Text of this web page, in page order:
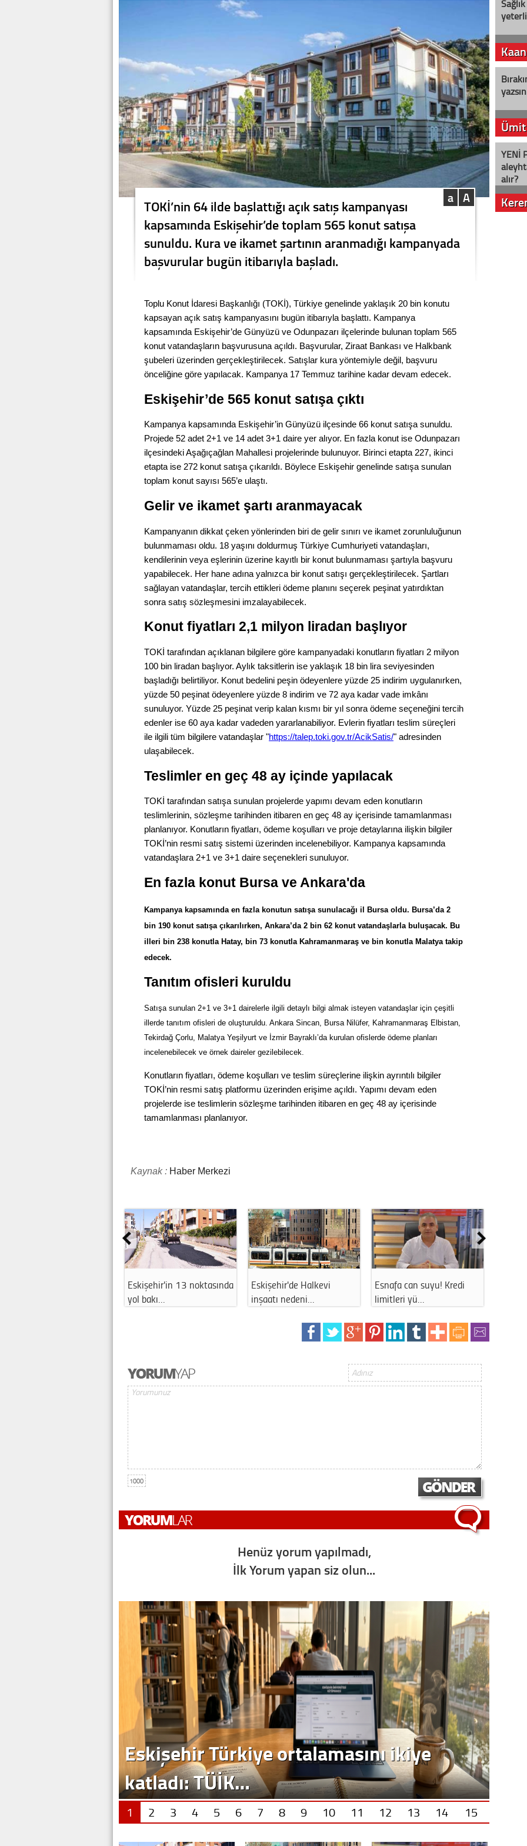
A
a
TOKİ’nin 64 ilde başlattığı açık satış kampanyası
kapsamında Eskişehir’de toplam 565 konut satışa
sunuldu. Kura ve ikamet şartının aranmadığı kampanyada
başvurular bugün itibarıyla başladı.
Toplu Konut İdaresi Başkanlığı (TOKİ), Türkiye genelinde yaklaşık 20 bin konutu
kapsayan açık satış kampanyasını bugün itibarıyla başlattı. Kampanya
kapsamında Eskişehir’de Günyüzü ve Odunpazarı ilçelerinde bulunan toplam 565
konut vatandaşların başvurusuna açıldı. Başvurular, Ziraat Bankası ve Halkbank
şubeleri üzerinden gerçekleştirilecek. Satışlar kura yöntemiyle değil, başvuru
önceliğine göre yapılacak. Kampanya 17 Temmuz tarihine kadar devam edecek.
Eskişehir’de 565 konut satışa çıktı
Kampanya kapsamında Eskişehir’in Günyüzü ilçesinde 66 konut satışa sunuldu.
Projede 52 adet 2+1 ve 14 adet 3+1 daire yer alıyor. En fazla konut ise Odunpazarı
ilçesindeki Aşağıçağlan Mahallesi projelerinde bulunuyor. Birinci etapta 227, ikinci
etapta ise 272 konut satışa çıkarıldı. Böylece Eskişehir genelinde satışa sunulan
toplam konut sayısı 565’e ulaştı.
Gelir ve ikamet şartı aranmayacak
Kampanyanın dikkat çeken yönlerinden biri de gelir sınırı ve ikamet zorunluluğunun
bulunmaması oldu. 18 yaşını doldurmuş Türkiye Cumhuriyeti vatandaşları,
kendilerinin veya eşlerinin üzerine kayıtlı bir konut bulunmaması şartıyla başvuru
yapabilecek. Her hane adına yalnızca bir konut satışı gerçekleştirilecek. Şartları
sağlayan vatandaşlar, tercih ettikleri ödeme planını seçerek peşinat yatırdıktan
sonra satış sözleşmesini imzalayabilecek.
Konut fiyatları 2,1 milyon liradan başlıyor
TOKİ tarafından açıklanan bilgilere göre kampanyadaki konutların fiyatları 2 milyon
100 bin liradan başlıyor. Aylık taksitlerin ise yaklaşık 18 bin lira seviyesinden
başladığı belirtiliyor. Konut bedelini peşin ödeyenlere yüzde 25 indirim uygulanırken,
yüzde 50 peşinat ödeyenlere yüzde 8 indirim ve 72 aya kadar vade imkânı
sunuluyor. Yüzde 25 peşinat verip kalan kısmı bir yıl sonra ödeme seçeneğini tercih
edenler ise 60 aya kadar vadeden yararlanabiliyor. Evlerin fiyatları teslim süreçleri
ile ilgili tüm bilgilere vatandaşlar "https://talep.toki.gov.tr/AcikSatis/" adresinden
ulaşabilecek.
Teslimler en geç 48 ay içinde yapılacak
TOKİ tarafından satışa sunulan projelerde yapımı devam eden konutların
teslimlerinin, sözleşme tarihinden itibaren en geç 48 ay içerisinde tamamlanması
planlanıyor. Konutların fiyatları, ödeme koşulları ve proje detaylarına ilişkin bilgiler
TOKİ’nin resmi satış sistemi üzerinden incelenebiliyor. Kampanya kapsamında
vatandaşlara 2+1 ve 3+1 daire seçenekleri sunuluyor.
En fazla konut Bursa ve Ankara'da
Kampanya kapsamında en fazla konutun satışa sunulacağı il Bursa oldu. Bursa’da 2
bin 190 konut satışa çıkarılırken, Ankara’da 2 bin 62 konut vatandaşlarla buluşacak. Bu
illeri bin 238 konutla Hatay, bin 73 konutla Kahramanmaraş ve bin konutla Malatya takip
edecek.
Tanıtım ofisleri kuruldu
Satışa sunulan 2+1 ve 3+1 dairelerle ilgili detaylı bilgi almak isteyen vatandaşlar için çeşitli
illerde tanıtım ofisleri de oluşturuldu. Ankara Sincan, Bursa Nilüfer, Kahramanmaraş Elbistan,
Tekirdağ Çorlu, Malatya Yeşilyurt ve İzmir Bayraklı’da kurulan ofislerde ödeme planları
incelenebilecek ve örnek daireler gezilebilecek.
Konutların fiyatları, ödeme koşulları ve teslim süreçlerine ilişkin ayrıntılı bilgiler
TOKİ’nin resmi satış platformu üzerinden erişime açıldı. Yapımı devam eden
projelerde ise teslimlerin sözleşme tarihinden itibaren en geç 48 ay içerisinde
tamamlanması planlanıyor.
Kaynak : Haber Merkezi
Eskişehir'in 13 noktasında
Eskişehir'de Halkevi
inşaatı nedeni…
Esnafa can suyu! Kredi
limitleri yü…
Eskişehir'de o
1000
Henüz yorum yapılmadı,
İlk Yorum yapan siz olun...
1 2 3 4 5 6 7 8 9 10 11 12 13 14 15
yazsın
YENİ
alır?